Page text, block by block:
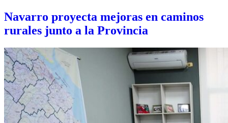
Navarro proyecta mejoras en caminos
rurales junto a la Provincia